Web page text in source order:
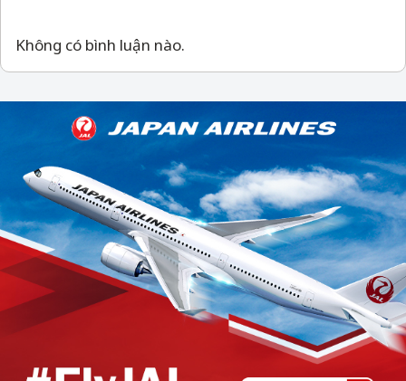
Không có bình luận nào.